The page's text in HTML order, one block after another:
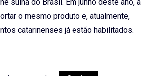
suína do Brasil. Em junho deste ano, a
o mesmo produto e, atualmente,
catarinenses já estão habilitados.